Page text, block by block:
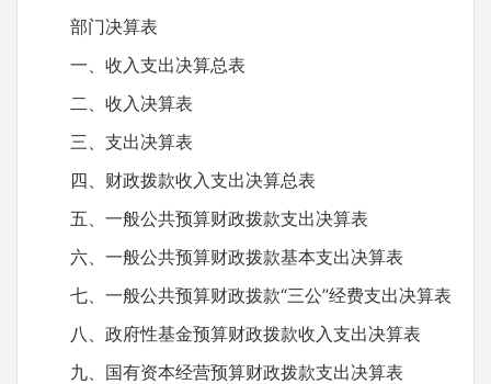
部门决算表
一、收入支出决算总表
二、收入决算表
三、支出决算表
四、财政拨款收入支出决算总表
五、一般公共预算财政拨款支出决算表
六、一般公共预算财政拨款基本支出决算表
七、一般公共预算财政拨款“三公”经费支出决算表
八、政府性基金预算财政拨款收入支出决算表
九、国有资本经营预算财政拨款支出决算表